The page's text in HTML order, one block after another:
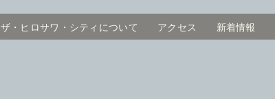
ザ・ヒロサワ・シティについて アクセス 新着情報